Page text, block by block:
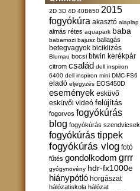
2D 3D 4D 40B650 2015
fogyókúra akasztó alaplap
almás rétes aquapark baba
babamozi bajusz ballagás
betegvagyok biciklizés
Blumau bocsi btwin kerékpár
citrom család dell inspiron
6400 dell inspiron mini DMC-FS6
eladó eljegyzés EOS450D
események esküvő
esküvői videó felújítás
fogorvos fogyókúrás
blog fogyókúrás szendvicsek
fogyókúrás tippek
fogyókúrás vlog fotó
fűtés gondolkodom grrr
gyógynövény hdr-fx1000e
hiánypótló horgászat
hálózatiskola hálózat